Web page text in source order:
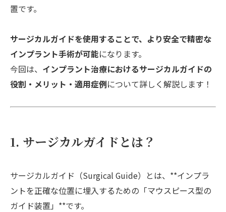
置です。
サージカルガイドを使用することで、より安全で精密な
インプラント手術が可能になります。
今回は、 インプラント治療におけるサージカルガイドの
役割・メリット・適用症例について詳しく解説します！
1. サージカルガイドとは？
サージカルガイド（Surgical Guide）とは、**インプラ
ントを正確な位置に埋入するための「マウスピース型の
ガイド装置」**です。